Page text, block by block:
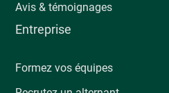
Avis & témoignages
Entreprise
Formez vos équipes